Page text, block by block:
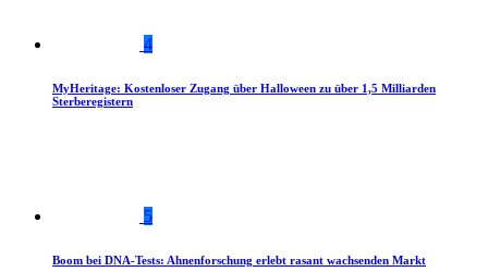
4
MyHeritage: Kostenloser Zugang über Halloween zu über 1,5 Milliarden
Sterberegistern
5
Boom bei DNA-Tests: Ahnenforschung erlebt rasant wachsenden Markt